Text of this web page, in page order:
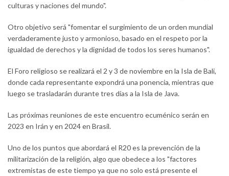
culturas y naciones del mundo".
Otro objetivo será "fomentar el surgimiento de un orden mundial
verdaderamente justo y armonioso, basado en el respeto por la
igualdad de derechos y la dignidad de todos los seres humanos".
El Foro religioso se realizará el 2 y 3 de noviembre en la Isla de Bali,
donde cada representante expondrá una ponencia, mientras que
luego se trasladarán durante tres días a la Isla de Java.
Las próximas reuniones de este encuentro ecuménico serán en
2023 en Irán y en 2024 en Brasil.
Uno de los puntos que abordará el R20 es la prevención de la
militarización de la religión, algo que obedece a los "factores
extremistas de este tiempo ya que no solo está presente el